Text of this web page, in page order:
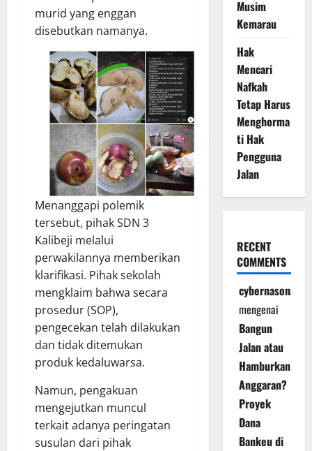
murid yang enggan
disebutkan namanya.
Menanggapi polemik
tersebut, pihak SDN 3
Kalibeji melalui
perwakilannya memberikan
klarifikasi. Pihak sekolah
mengklaim bahwa secara
prosedur (SOP),
pengecekan telah dilakukan
dan tidak ditemukan
produk kedaluwarsa.
Namun, pengakuan
mengejutkan muncul
terkait adanya peringatan
susulan dari pihak
Musim
Kemarau
Hak
Mencari
Nafkah
Tetap Harus
Menghorma
ti Hak
Pengguna
Jalan
RECENT
COMMENTS
cybernasonal
mengenai
Bangun
Jalan atau
Hamburkan
Anggaran?
Proyek
Dana
Bankeu di